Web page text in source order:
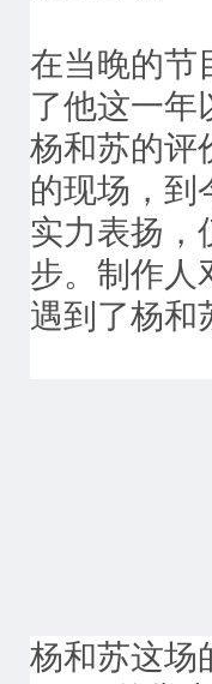
在当晚的节
了他这一年
杨和苏的评
的现场，到
实力表扬，
步。制作人
遇到了杨和
杨和苏这场